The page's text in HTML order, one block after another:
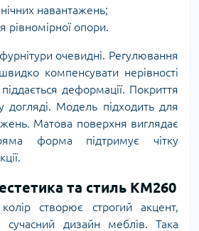
навантажень;
опори.
очевидні. Регулювання
компенсувати нерівності
деформації. Покриття
догляді. Модель підходить для
Матова поверхня виглядає
форма підтримує чітку
та стиль KM260
створює строгий акцент,
сучасний дизайн меблів. Така